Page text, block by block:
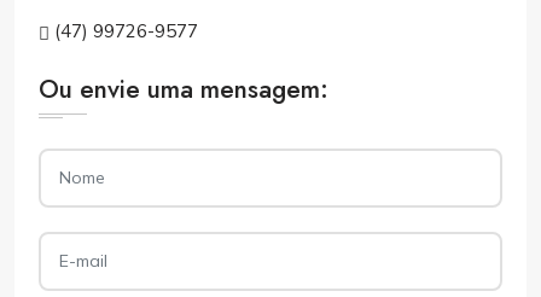
(47) 99726-9577
Ou envie uma mensagem: